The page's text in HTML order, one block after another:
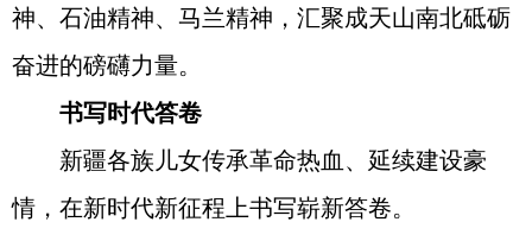
神、石油精神、马兰精神，汇聚成天山南北砥砺
奋进的磅礴力量。
书写时代答卷
新疆各族儿女传承革命热血、延续建设豪
情，在新时代新征程上书写崭新答卷。